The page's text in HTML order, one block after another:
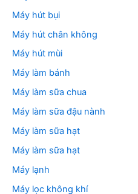
Máy hút bụi
Máy hút chân không
Máy hút mùi
Máy làm bánh
Máy làm sữa chua
Máy làm sữa đậu nành
Máy làm sữa hạt
Máy làm sữa hạt
Máy lạnh
Máy lọc không khí